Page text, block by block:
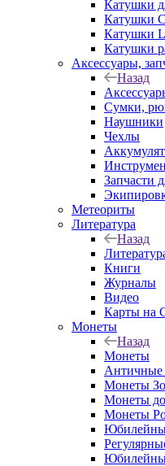
Катушки
Катушки
Катушки
Катушки
Аксессуары,
Назад
Сумки,
Наушники
Чехлы
Запчасти
Метеориты
Литература
Назад
Книги
Журналы
Видео
Карты на
Монеты
Назад
Монеты
Античные
Монеты
Монеты
Монеты